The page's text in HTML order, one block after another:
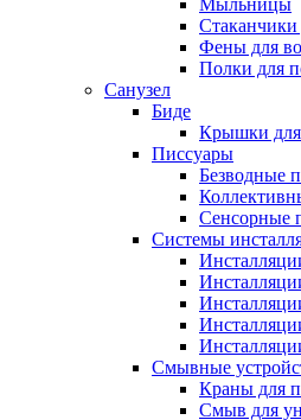
Мыльницы
Фены для
Полки для
Санузел
Биде
Крышки
Писсуары
Безводные
Сенсорные
Системы
Смывные
Краны для
Смыв для